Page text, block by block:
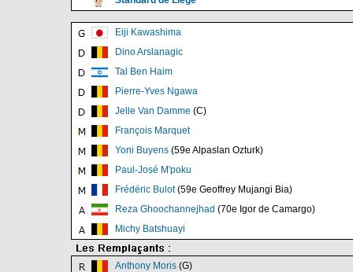
Eiji Kawashima
Dino Arslanagic
Tal Ben Haim
Pierre-Yves Ngawa
Jelle Van Damme (C)
François Marquet
Yoni Buyens (59e Alpaslan Ozturk)
Paul-José M'poku
Frédéric Bulot(59e Geoffrey Mujangi Bia)
Reza Ghoochannejhad (70e Igor de Camargo)
Michy Batshuayi
Anthony Moris (G)